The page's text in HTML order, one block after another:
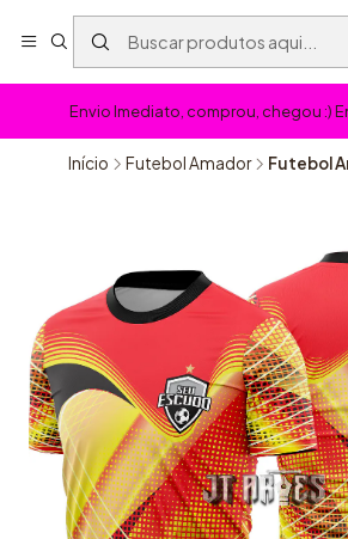
Envio Imediato, comprou, chegou :)
Início Futebol Amador Futebol